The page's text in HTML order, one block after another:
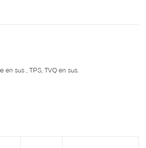
en sus , TPS, TVQ en sus.